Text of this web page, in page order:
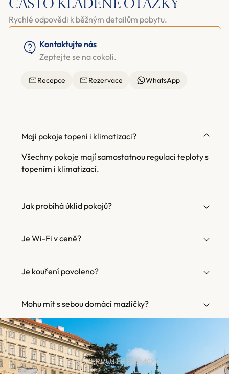
ČASTO KLADENÉ OTÁZKY
Rychlé odpovědi k běžným detailům pobytu.
Kontaktujte nás
Zeptejte se na cokoli.
Recepce Rezervace WhatsApp
Mají pokoje topení i klimatizaci?
Všechny pokoje mají samostatnou regulaci teploty s
topením i klimatizací.
Jak probíhá úklid pokojů?
Je Wi-Fi v ceně?
Je kouření povoleno?
Mohu mít s sebou domácí mazlíčky?
REZERVUJTE PŘÍMO